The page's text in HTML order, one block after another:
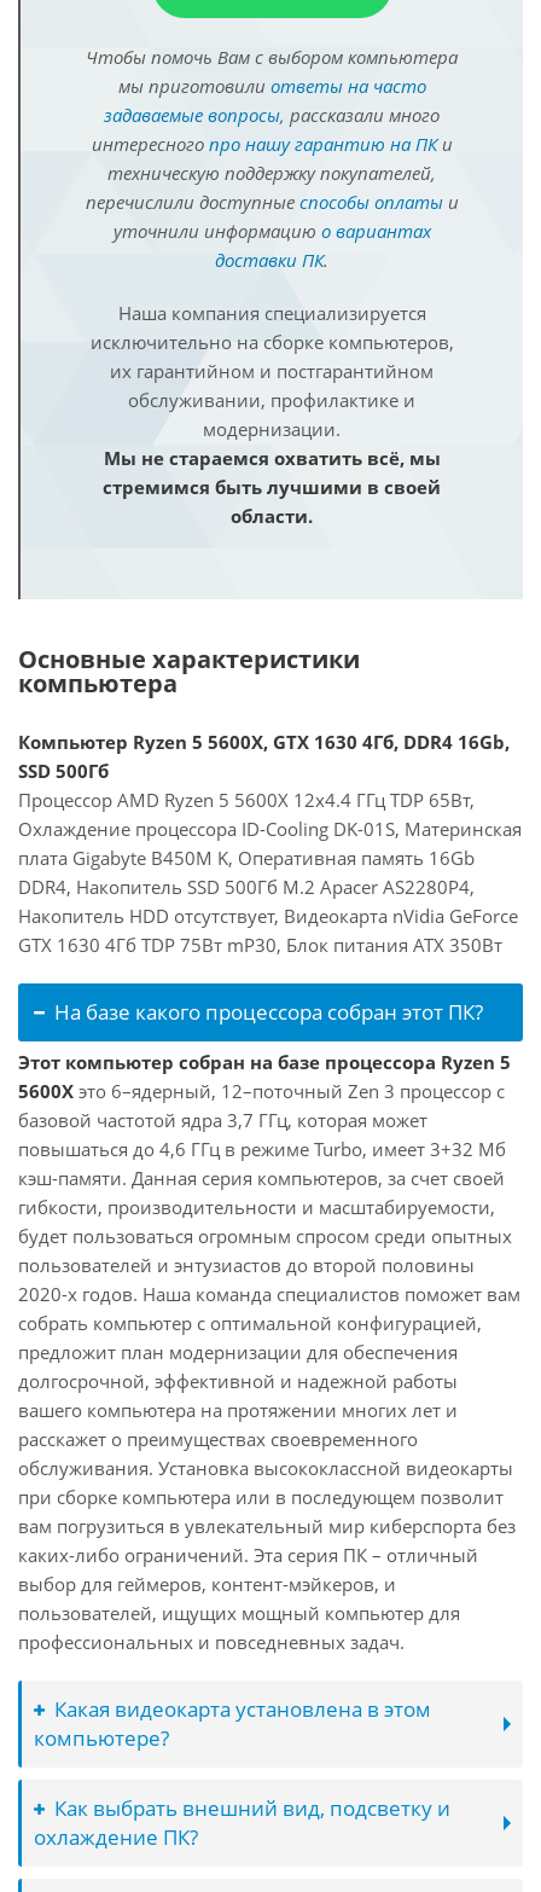
Чтобы помочь Вам с выбором компьютера
мы приготовили ответы на часто
задаваемые вопросы, рассказали много
интересного про нашу гарантию на ПКи
техническую поддержку покупателей,
перечислили доступные способы оплатыи
уточнили информацию о вариантах
доставки ПК.
Наша компания специализируется
исключительно на сборке компьютеров,
их гарантийном и постгарантийном
обслуживании, профилактике и
модернизации.
Мы не стараемся охватить всё, мы
стремимся быть лучшими в своей
области.
Основные характеристики
компьютера
Компьютер Ryzen 5 5600X, GTX 1630 4Гб, DDR4 16Gb,
SSD 500Гб
Процессор AMD Ryzen 5 5600X 12x4.4 ГГц TDP 65Вт,
Охлаждение процессора ID-Cooling DK-01S, Материнская
плата Gigabyte B450M K, Оперативная память 16Gb
DDR4, Накопитель SSD 500Гб M.2 Apacer AS2280P4,
Накопитель HDD отсутствует, Видеокарта nVidia GeForce
GTX 1630 4Гб TDP 75Вт mP30, Блок питания ATX 350Вт
На базе какого процессора собран этот ПК?
Этот компьютер собран на базе процессора Ryzen 5
5600X это 6–ядерный, 12–поточный Zen 3 процессор с
базовой частотой ядра 3,7 ГГц, которая может
повышаться до 4,6 ГГц в режиме Turbo, имеет 3+32 Мб
кэш-памяти. Данная серия компьютеров, за счет своей
гибкости, производительности и масштабируемости,
будет пользоваться огромным спросом среди опытных
пользователей и энтузиастов до второй половины
2020-х годов. Наша команда специалистов поможет вам
собрать компьютер с оптимальной конфигурацией,
предложит план модернизации для обеспечения
долгосрочной, эффективной и надежной работы
вашего компьютера на протяжении многих лет и
расскажет о преимуществах своевременного
обслуживания. Установка высококлассной видеокарты
при сборке компьютера или в последующем позволит
вам погрузиться в увлекательный мир киберспорта без
каких-либо ограничений. Эта серия ПК – отличный
выбор для геймеров, контент-мэйкеров, и
пользователей, ищущих мощный компьютер для
профессиональных и повседневных задач.
Какая видеокарта установлена в этом
компьютере?
Как выбрать внешний вид, подсветку и
охлаждение ПК?